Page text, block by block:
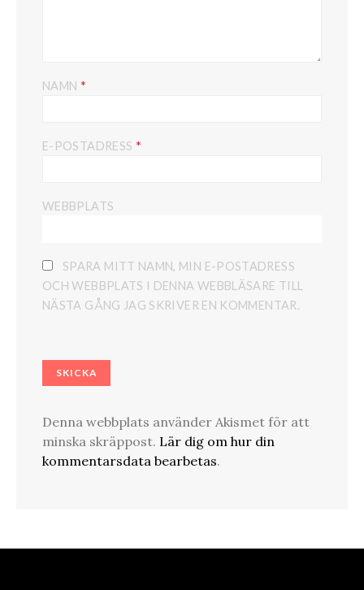
NAMN *
E-POSTADRESS *
WEBBPLATS
SPARA MITT NAMN, MIN E-POSTADRESS
OCH WEBBPLATS I DENNA WEBBLÄSARE TILL
NÄSTA GÅNG JAG SKRIVER EN KOMMENTAR.
Denna webbplats använder Akismet för att
minska skräppost. Lär dig om hur din
kommentarsdata bearbetas.